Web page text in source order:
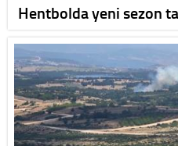
Hentbolda yeni sezon